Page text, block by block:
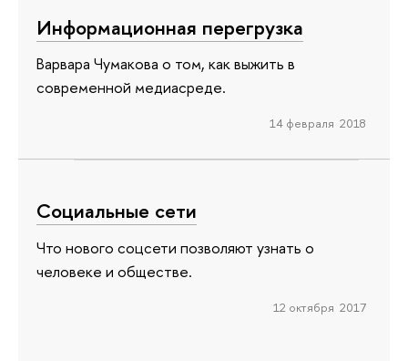
Информационная перегрузка
Варвара Чумакова о том, как выжить в
современной медиасреде.
14 февраля 2018
Социальные сети
Что нового соцсети позволяют узнать о
человеке и обществе.
12 октября 2017